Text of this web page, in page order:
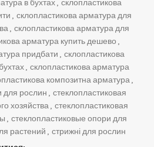
в бухтах, склопластикова
, склопластикова арматура для
, склопластикова арматура для
арматура купить дешево ,
придбати , склопластикова
, склопластикова арматура
композитна арматура,
для рослин , стеклопластиковая
хозяйства, стеклопластиковая
, стеклопластиковые опори для
растений , стрижні для рослин